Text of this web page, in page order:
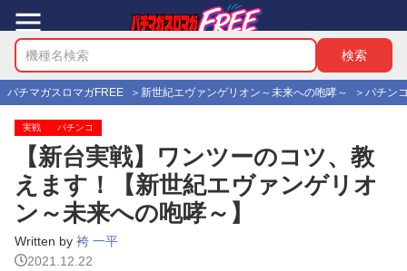
パチマガスロマガFREE 新世紀エヴァンゲリオン～未来への咆哮～ パチン
実戦 パチンコ
【新台実戦】ワンツーのコツ、教
えます！【新世紀エヴァンゲリオ
ン～未来への咆哮～】
Written by 袴 一平
2021.12.22